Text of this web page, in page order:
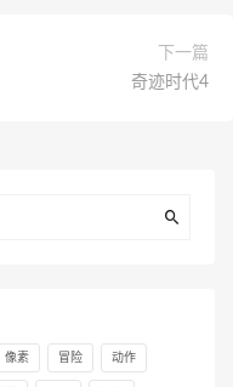
下一篇
奇迹时代4
像素 冒险 动作